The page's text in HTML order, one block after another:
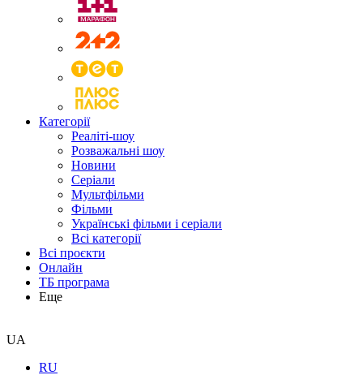
Категорії
Реаліті-шоу
Розважальні шоу
Новини
Серіали
Мультфільми
Фільми
Українські фільми і серіали
Всі категорії
Всі проєкти
Онлайн
ТБ програма
Еще
UA
RU